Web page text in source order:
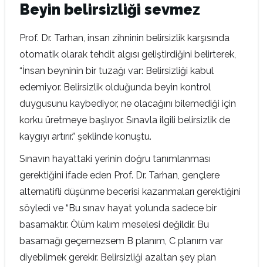
Beyin belirsizliği sevmez
Prof. Dr. Tarhan, insan zihninin belirsizlik karşısında
otomatik olarak tehdit algısı geliştirdiğini belirterek,
“İnsan beyninin bir tuzağı var: Belirsizliği kabul
edemiyor. Belirsizlik olduğunda beyin kontrol
duygusunu kaybediyor, ne olacağını bilemediği için
korku üretmeye başlıyor. Sınavla ilgili belirsizlik de
kaygıyı artırır.” şeklinde konuştu.
Sınavın hayattaki yerinin doğru tanımlanması
gerektiğini ifade eden Prof. Dr. Tarhan, gençlere
alternatifli düşünme becerisi kazanmaları gerektiğini
söyledi ve “Bu sınav hayat yolunda sadece bir
basamaktır. Ölüm kalım meselesi değildir. Bu
basamağı geçemezsem B planım, C planım var
diyebilmek gerekir. Belirsizliği azaltan şey plan